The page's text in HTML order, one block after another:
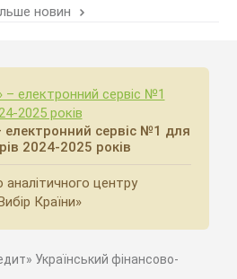
новин
електронний сервіс №1 для
2024-2025 років
аналітичного центру
Країни»
Український фінансово-